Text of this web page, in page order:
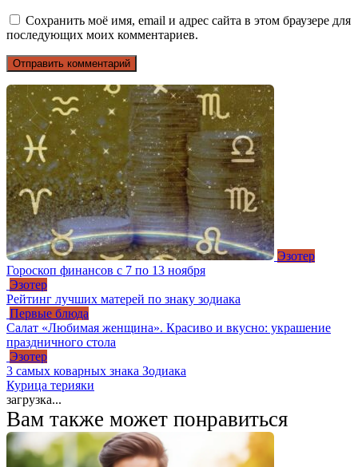
Сохранить моё имя, email и адрес сайта в этом браузере для
последующих моих комментариев.
Эзотер
Гороскоп финансов с 7 по 13 ноября
Эзотер
Рейтинг лучших матерей по знаку зодиака
Первые блюда
Салат «Любимая женщина». Красиво и вкусно: украшение
праздничного стола
Эзотер
3 самых коварных знака Зодиака
Курица терияки
загрузка...
Вам также может понравиться